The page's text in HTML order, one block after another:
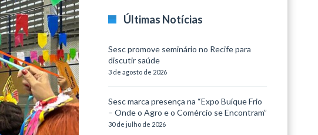
Últimas Notícias
Sesc promove seminário no Recife para
discutir saúde
3 de agosto de 2026
Sesc marca presença na “Expo Buíque Frio
– Onde o Agro e o Comércio se Encontram”
30 de julho de 2026